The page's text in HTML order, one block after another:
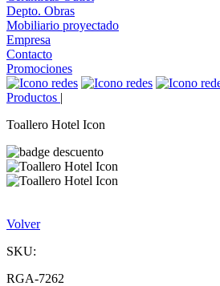
Depto. Obras
Mobiliario proyectado
Empresa
Contacto
Promociones
Productos |
Toallero Hotel Icon
Volver
SKU:
RGA-7262